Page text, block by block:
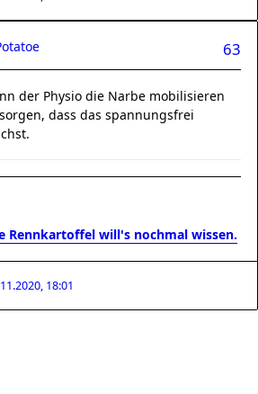
63
der Physio die Narbe mobilisieren
dass das spannungsfrei
Rennkartoffel will's nochmal wissen.
18:01